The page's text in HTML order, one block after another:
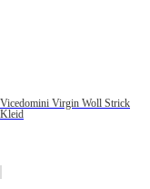
Vicedomini Virgin Woll Strick
Kleid